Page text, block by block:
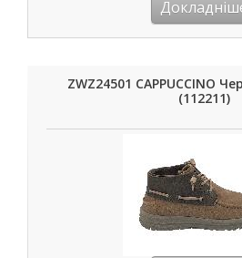
ZWZ24501 CAPPUCCINO
(112211)